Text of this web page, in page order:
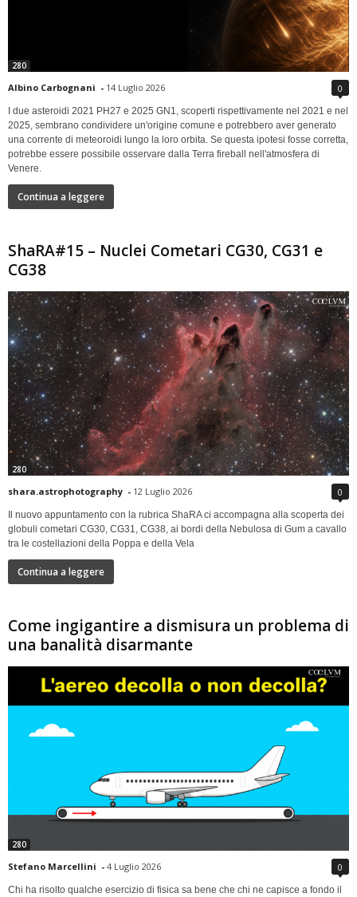
280
Albino Carbognani - 14 Luglio 2026 0
I due asteroidi 2021 PH27 e 2025 GN1, scoperti rispettivamente nel 2021 e nel
2025, sembrano condividere un'origine comune e potrebbero aver generato
una corrente di meteoroidi lungo la loro orbita. Se questa ipotesi fosse corretta,
potrebbe essere possibile osservare dalla Terra fireball nell'atmosfera di
Venere.
Continua a leggere
ShaRA#15 – Nuclei Cometari CG30, CG31 e
CG38
280
shara.astrophotography - 12 Luglio 2026 0
Il nuovo appuntamento con la rubrica ShaRA ci accompagna alla scoperta dei
globuli cometari CG30, CG31, CG38, ai bordi della Nebulosa di Gum a cavallo
tra le costellazioni della Poppa e della Vela
Continua a leggere
Come ingigantire a dismisura un problema di
una banalità disarmante
280
Stefano Marcellini - 4 Luglio 2026 0
Chi ha risolto qualche esercizio di fisica sa bene che chi ne capisce a fondo il